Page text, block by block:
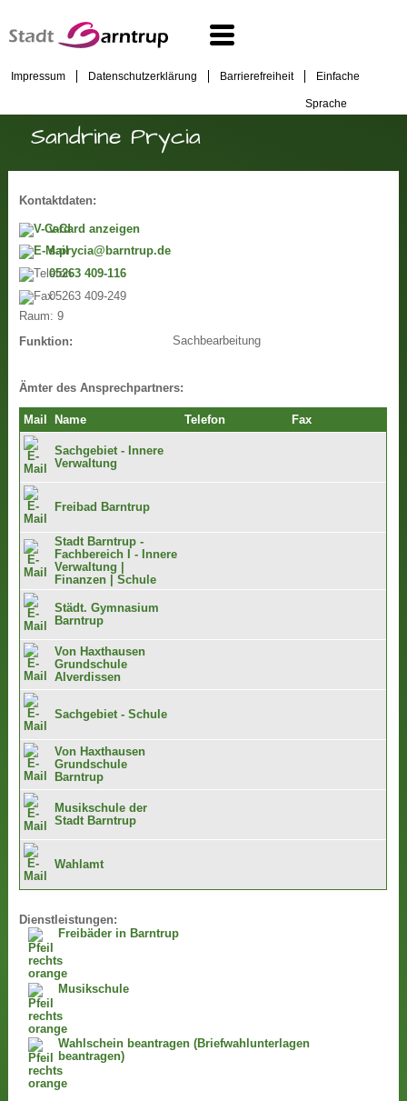
Impressum Datenschutzerklärung Barrierefreiheit Einfache
Sprache
Sandrine Prycia
Kontaktdaten:
v-Card anzeigen
s.prycia@barntrup.de
05263 409-116
05263 409-249
Raum:9
Funktion:
Sachbearbeitung
Ämter des Ansprechpartners:
Mail Name Telefon Fax
Sachgebiet - Innere
Verwaltung
Freibad Barntrup
Stadt Barntrup -
Fachbereich I - Innere
Verwaltung |
Finanzen | Schule
Städt. Gymnasium
Barntrup
Von Haxthausen
Grundschule
Alverdissen
Sachgebiet - Schule
Von Haxthausen
Grundschule
Barntrup
Musikschule der
Stadt Barntrup
Wahlamt
Dienstleistungen:
Freibäder in Barntrup
Musikschule
Wahlschein beantragen (Briefwahlunterlagen
beantragen)